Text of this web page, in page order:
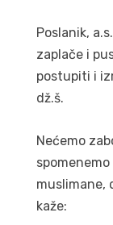
Poslanik,
zaplače i
postupiti i
dž.š.
Nećemo
muslimane,
kaže: